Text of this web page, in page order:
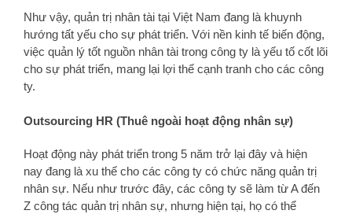
Như vậy, quản trị nhân tài tại Việt Nam đang là khuynh
hướng tất yếu cho sự phát triển. Với nền kinh tế biến động,
việc quản lý tốt nguồn nhân tài trong công ty là yếu tố cốt lõi
cho sự phát triển, mang lại lợi thế cạnh tranh cho các công
ty.
Outsourcing HR (Thuê ngoài hoạt động nhân sự)
Hoạt động này phát triển trong 5 năm trở lại đây và hiện
nay đang là xu thế cho các công ty có chức năng quản trị
nhân sự. Nếu như trước đây, các công ty sẽ làm từ A đến
Z công tác quản trị nhân sự, nhưng hiện tại, họ có thể